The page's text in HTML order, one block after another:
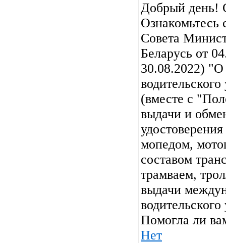
Добрый день!
Ознакомьтесь
Совета
Беларусь от
30.08.2022) "О
(вместе с
выдачи и
мопедом,
составом
трамваем,
выдачи
Помогла ли
Нет